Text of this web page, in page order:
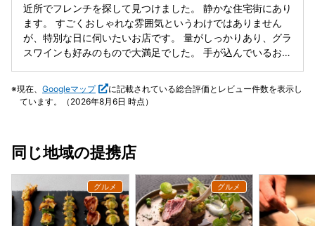
っぽんを使うなんて、暑さ疲れを癒す食材の使い方が粋です
ね 魚料理は、 糸より鯛と茄子の煮浸し 高級魚を使いますね
ぇ ふっくらとした仕上がりで とても美味しかったです。 付
け合わせが茄子の煮浸しです。 なかなか面白いですね、盛り
牛肉のレア感も心地よい仕上がりでした。 付け合わせのかぐ
実の香りのいい一品でした アールグレイのジェラート コー
シェを 食後酒と一緒に頂きました。 ゆっくりとワインを飲
みながらだったので、４時間も 満足度100%でした また、伺
いたいと思います。
くは客席側の送風が強めのせいか皿の香りが飛びやすいこと
だけないものねだり。
近所でフレンチを探して見つけました。 静かな住宅街にあり
ます。 すごくおしゃれな雰囲気というわけではありません
が、特別な日に伺いたいお店です。 量がしっかりあり、グラ
スワインも好みのもので大満足でした。 手が込んでいるお料
現在、 Googleマップ
に記載されている総合評価とレビュー件数を表示し
ています。（2026年8月6日 時点）
同じ地域の提携店